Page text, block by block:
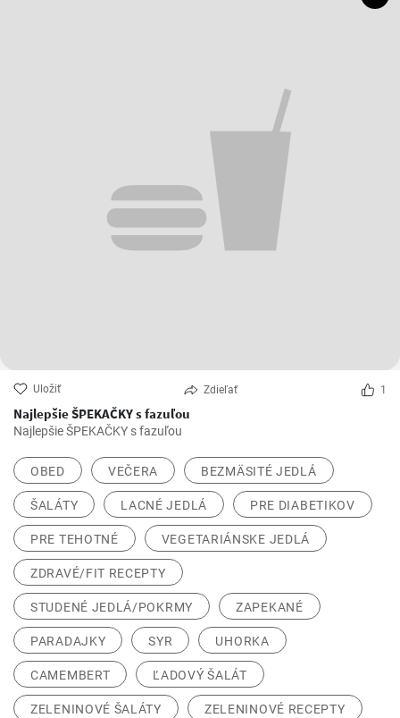
Uložiť Zdieľať 1
Najlepšie ŠPEKAČKY s fazuľou
Najlepšie ŠPEKAČKY s fazuľou
OBED VEČERA BEZMÄSITÉ JEDLÁ
ŠALÁTY LACNÉ JEDLÁ PRE DIABETIKOV
PRE TEHOTNÉ VEGETARIÁNSKE JEDLÁ
ZDRAVÉ/FIT RECEPTY
STUDENÉ JEDLÁ/POKRMY ZAPEKANÉ
PARADAJKY SYR UHORKA
CAMEMBERT ĽADOVÝ ŠALÁT
ZELENINOVÉ ŠALÁTY ZELENINOVÉ RECEPTY